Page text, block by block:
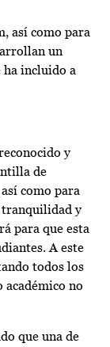
así como para
un
ha incluido a
y
de
como para
tranquilidad y
para que esta
A este
todos los
académico no
que una de